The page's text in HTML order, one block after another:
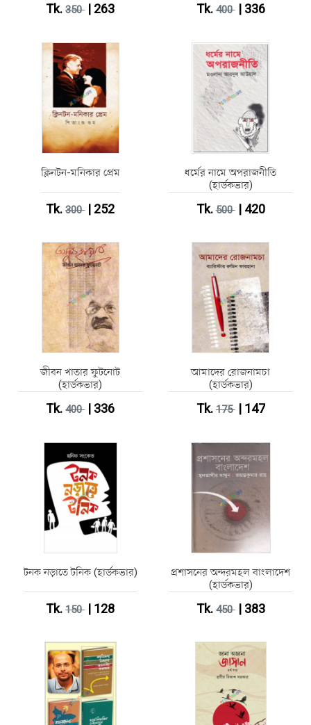
Tk.350| 263 Tk.400| 336
ক্লিনটন-মনিকার প্রেম
Tk.300| 252
ধর্মের নামে অপরাজনীতি
(হার্ডকভার)
Tk.500| 420
জীবন খাতার ফুটনোট
(হার্ডকভার)
Tk.400| 336
আমাদের রোজনামচা
(হার্ডকভার)
Tk.175| 147
টনক নড়াতে টনিক (হার্ডকভার)
Tk.150| 128
প্রশাসনের অন্দরমহল বাংলাদেশ
(হার্ডকভার)
Tk.450| 383